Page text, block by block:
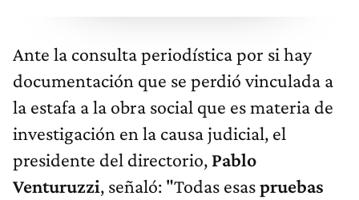
Ante la consulta periodística por si hay
documentación que se perdió vinculada a
la estafa a la obra social que es materia de
investigación en la causa judicial, el
presidente del directorio, Pablo
Venturuzzi, señaló: "Todas esaspruebas